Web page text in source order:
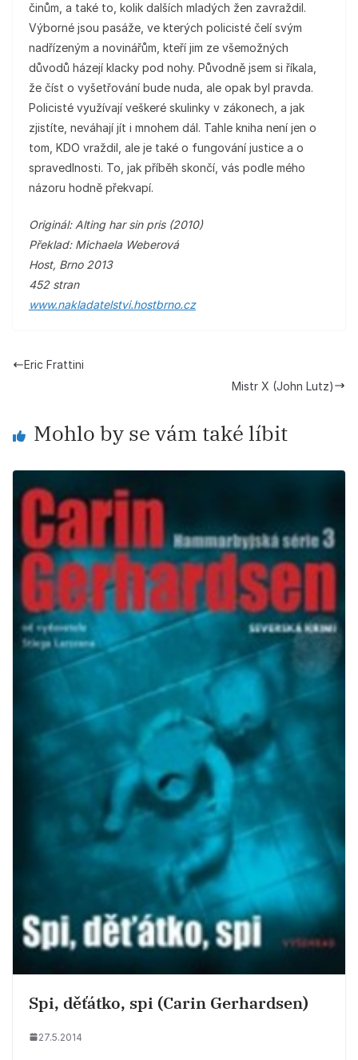
činům, a také to, kolik dalších mladých žen zavraždil.
Výborné jsou pasáže, ve kterých policisté čelí svým
nadřízeným a novinářům, kteří jim ze všemožných
důvodů házejí klacky pod nohy. Původně jsem si říkala,
že číst o vyšetřování bude nuda, ale opak byl pravda.
Policisté využívají veškeré skulinky v zákonech, a jak
zjistíte, neváhají jít i mnohem dál. Tahle kniha není jen o
tom, KDO vraždil, ale je také o fungování justice a o
spravedlnosti. To, jak příběh skončí, vás podle mého
názoru hodně překvapí.
Originál: Alting har sin pris (2010)
Překlad: Michaela Weberová
Host, Brno 2013
452 stran
www.nakladatelstvi.hostbrno.cz
Eric Frattini
Mistr X (John Lutz)
Mohlo by se vám také líbit
Spi, děťátko, spi (Carin Gerhardsen)
27.5.2014